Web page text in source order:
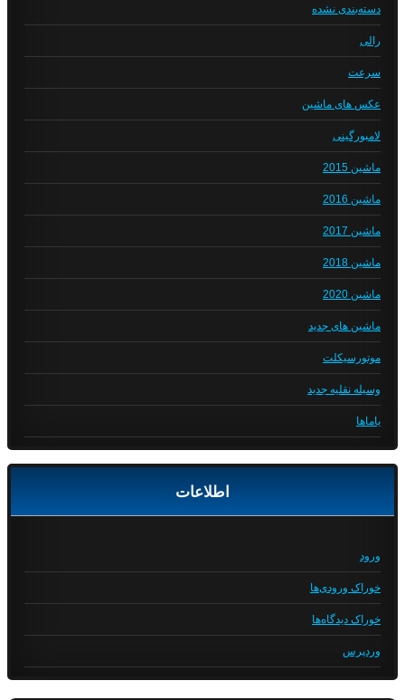
دسته‌بندی نشده
رالی
سرعت
عکس های ماشین
لامبورگینی
ماشین 2015
ماشین 2016
ماشین 2017
ماشین 2018
ماشین 2020
ماشین های جدید
موتورسیکلت
وسیله نقلیه جدید
یاماها
اطلاعات
ورود
خوراک ورودی‌ها
خوراک دیدگاه‌ها
وردپرس